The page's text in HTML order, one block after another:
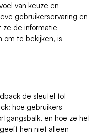
van keuze en
gebruikerservaring en
ze de informatie
om te bekijken, is
de sleutel tot
hoe gebruikers
, en hoe ze het
hen niet alleen